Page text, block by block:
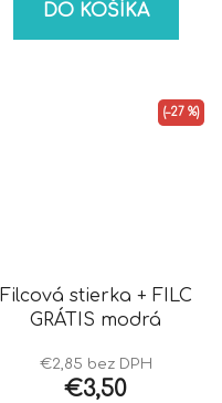
DO KOŠÍKA
Filcová stierka + FILC
GRÁTIS modrá
€2,85 bez DPH
€3,50
(–27 %)